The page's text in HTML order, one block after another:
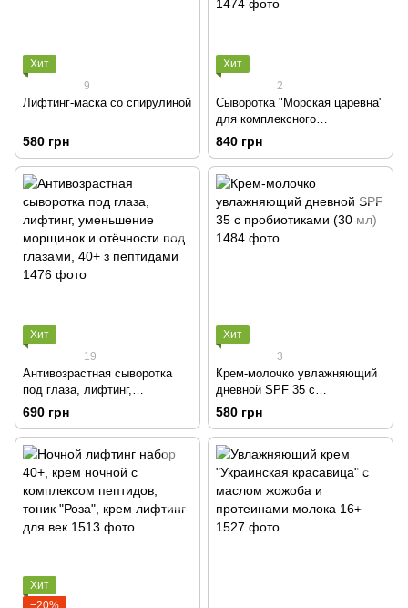
Хит
9
Лифтинг-маска со спирулиной
580 грн
Хит
2
Сыворотка "Морская царевна"
для комплексного
увлажнения и лифтинга с
полинуклеотидами и голубым
ретинолом 30+
840 грн
Хит
19
Антивозрастная сыворотка
под глаза, лифтинг,
уменьшение морщинок и
отёчности под глазами, 40+ з
пептидами
690 грн
Хит
3
Крем-молочко увлажняющий
дневной SPF 35 с
пробиотиками (30 мл)
580 грн
Хит
−20%